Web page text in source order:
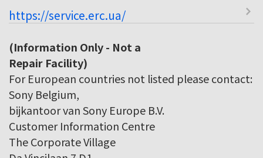
https://service.erc.ua/
(Information Only - Not a
Repair Facility)
For European countries not listed please contact:
Sony Belgium,
bijkantoor van Sony Europe B.V.
Customer Information Centre
The Corporate Village